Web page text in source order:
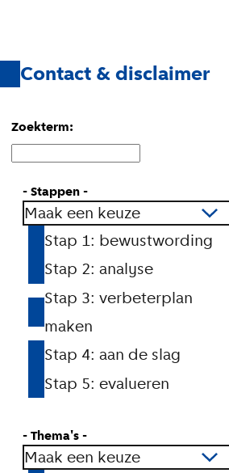
h
e
d
Contact & disclaimer
Zoeken
binnen
de
Zoekterm:
- Stappen -
Maak een keuze
Stap 1: bewustwording
Stap 2: analyse
Stap 3: verbeterplan
maken
Stap 4: aan de slag
Stap 5: evalueren
- Thema's -
Maak een keuze